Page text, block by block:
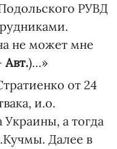
РУВД
не может мне
Авт.)…»
от 24
и.о.
Украины, а тогда
Далее в